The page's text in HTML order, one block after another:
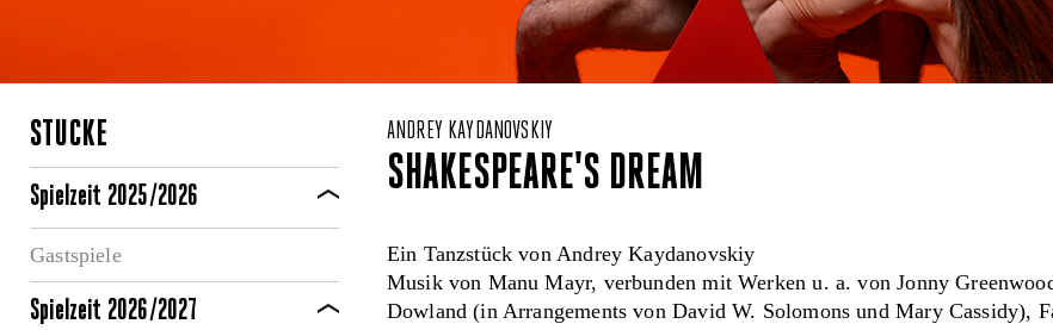
STÜCKE
Spielzeit 2025/2026
Gastspiele
Spielzeit 2026/2027
ANDREY KAYDANOVSKIY
SHAKESPEARE'S DREAM
Ein Tanzstück von Andrey Kaydanovskiy
Musik von Manu Mayr, verbunden mit Werken u. a. von Jonny
Dowland (in Arrangements von David W. Solomons und Mary Cassidy),